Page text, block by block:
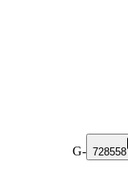
G- 728558